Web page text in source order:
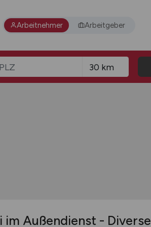
Arbeitnehmer Arbeitgeber
Außendienst - Diverse